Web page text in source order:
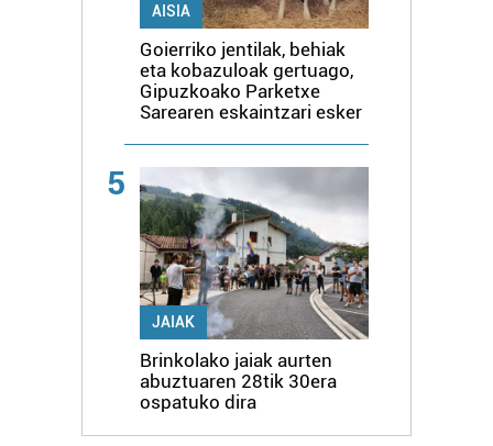
AISIA
Goierriko jentilak, behiak
eta kobazuloak gertuago,
Gipuzkoako Parketxe
Sarearen eskaintzari esker
5
JAIAK
Brinkolako jaiak aurten
abuztuaren 28tik 30era
ospatuko dira